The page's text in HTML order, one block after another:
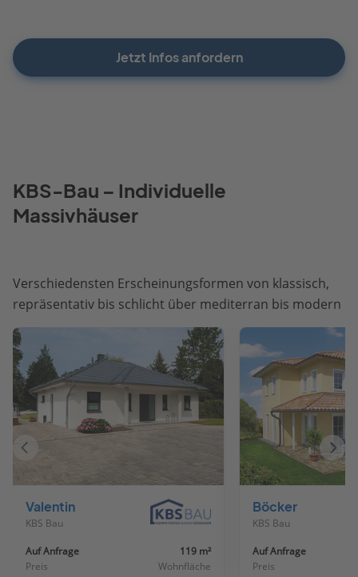
Jetzt Infos anfordern
KBS-Bau – Individuelle
Massivhäuser
Verschiedensten Erscheinungsformen von klassisch,
repräsentativ bis schlicht über mediterran bis modern
Valentin
KBS Bau
Auf Anfrage
Preis
119 m²
Wohnfläche
Böcker
KBS Bau
Auf Anfrage
Preis
Vorheriges
Haus